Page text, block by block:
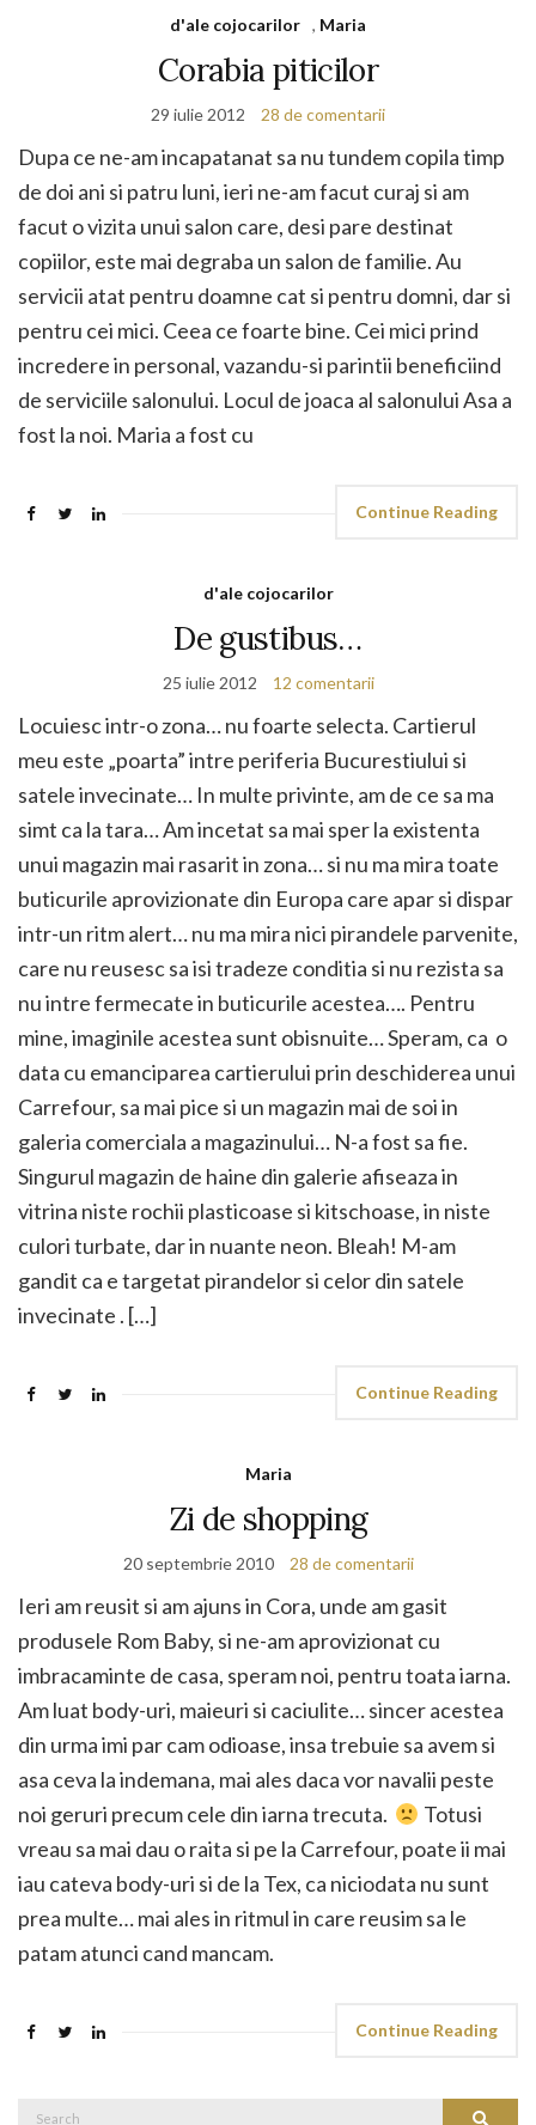
d'ale cojocarilor , Maria
Corabia piticilor
29 iulie 2012 28 de comentarii
Dupa ce ne-am incapatanat sa nu tundem copila timp
de doi ani si patru luni, ieri ne-am facut curaj si am
facut o vizita unui salon care, desi pare destinat
copiilor, este mai degraba un salon de familie. Au
servicii atat pentru doamne cat si pentru domni, dar si
pentru cei mici. Ceea ce foarte bine. Cei mici prind
incredere in personal, vazandu-si parintii beneficiind
de serviciile salonului. Locul de joaca al salonului Asa a
fost la noi. Maria a fost cu
Continue Reading
d'ale cojocarilor
De gustibus…
25 iulie 2012 12 comentarii
Locuiesc intr-o zona… nu foarte selecta. Cartierul
meu este „poarta” intre periferia Bucurestiului si
satele invecinate… In multe privinte, am de ce sa ma
simt ca la tara… Am incetat sa mai sper la existenta
unui magazin mai rasarit in zona… si nu ma mira toate
buticurile aprovizionate din Europa care apar si dispar
intr-un ritm alert… nu ma mira nici pirandele parvenite,
care nu reusesc sa isi tradeze conditia si nu rezista sa
nu intre fermecate in buticurile acestea…. Pentru
mine, imaginile acestea sunt obisnuite… Speram, ca o
data cu emanciparea cartierului prin deschiderea unui
Carrefour, sa mai pice si un magazin mai de soi in
galeria comerciala a magazinului… N-a fost sa fie.
Singurul magazin de haine din galerie afiseaza in
vitrina niste rochii plasticoase si kitschoase, in niste
culori turbate, dar in nuante neon. Bleah! M-am
gandit ca e targetat pirandelor si celor din satele
invecinate . […]
Continue Reading
Maria
Zi de shopping
20 septembrie 2010 28 de comentarii
Ieri am reusit si am ajuns in Cora, unde am gasit
produsele Rom Baby, si ne-am aprovizionat cu
imbracaminte de casa, speram noi, pentru toata iarna.
Am luat body-uri, maieuri si caciulite… sincer acestea
din urma imi par cam odioase, insa trebuie sa avem si
asa ceva la indemana, mai ales daca vor navalii peste
noi geruri precum cele din iarna trecuta.
Totusi
vreau sa mai dau o raita si pe la Carrefour, poate ii mai
iau cateva body-uri si de la Tex, ca niciodata nu sunt
prea multe… mai ales in ritmul in care reusim sa le
patam atunci cand mancam.
Continue Reading
Search